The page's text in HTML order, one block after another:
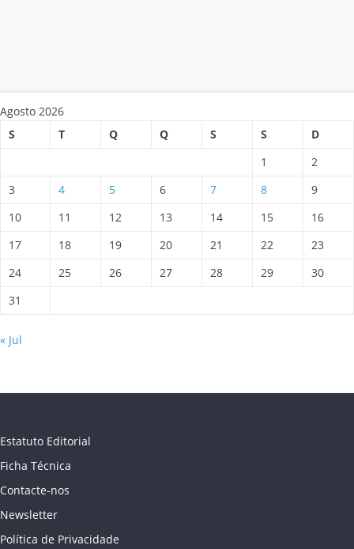
Agosto 2026
S
T Q Q S S
D
1
2
3
4 5 6 7 8
9
10
11 12 13 14 15
16
17
18 19 20 21 22
23
24
25 26 27 28 29
30
31
« Jul
Estatuto Editorial
Ficha Técnica
Contacte-nos
Newsletter
Política de Privacidade